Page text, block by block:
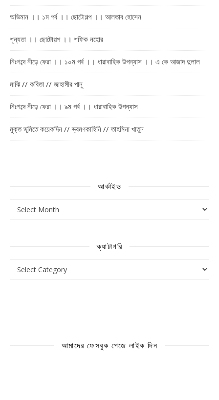
অভিমান ।। ১ম পর্ব ।। ছোটোগল্প ।। আলতাব হোসেন
শূন্যতা ।। ছোটোগল্প ।। শফিক নহোর
নিঃশব্দে নীড়ে ফেরা ।। ১০ম পর্ব ।। ধারাবাহিক উপন্যাস ।। এ কে আজাদ দুলাল
মাঝি // কবিতা // জাহাঙ্গীর পানু
নিঃশব্দে নীড়ে ফেরা ।। ৯ম পর্ব ।। ধারাবাহিক উপন্যাস
মুক্ত ভূমিতে কয়েকদিন // ভ্রমণকাহিনি // তাহমিনা খাতুন
আর্কাইভ
ক্যাটাগরি
আমাদের ফেসবুক পেজে লাইক দিন